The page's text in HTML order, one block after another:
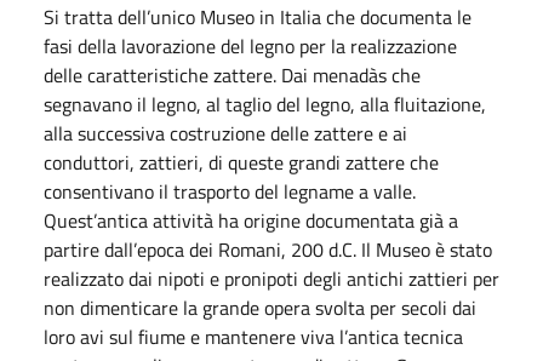
Si tratta dell’unico Museo in Italia che documenta le
fasi della lavorazione del legno per la realizzazione
delle caratteristiche zattere. Dai menadàs che
segnavano il legno, al taglio del legno, alla fluitazione,
alla successiva costruzione delle zattere e ai
conduttori, zattieri, di queste grandi zattere che
consentivano il trasporto del legname a valle.
Quest’antica attività ha origine documentata già a
partire dall’epoca dei Romani, 200 d.C. Il Museo è stato
realizzato dai nipoti e pronipoti degli antichi zattieri per
non dimenticare la grande opera svolta per secoli dai
loro avi sul fiume e mantenere viva l’antica tecnica